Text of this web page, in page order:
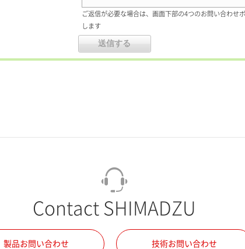
ご返信が必要な場合は、画面下部の4つのお問い合わせ
します
Contact SHIMADZU
製品お問い合わせ 技術お問い合わせ